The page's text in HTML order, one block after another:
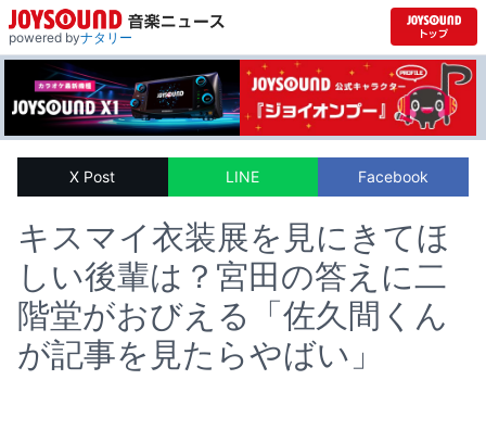
powered byナタリー
X Post LINE Facebook
キスマイ衣装展を見にきてほ
しい後輩は？宮田の答えに二
階堂がおびえる「佐久間くん
が記事を見たらやばい」